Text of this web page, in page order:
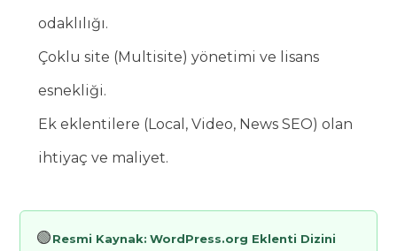
odaklılığı.
Çoklu site (Multisite) yönetimi ve lisans
esnekliği.
Ek eklentilere (Local, Video, News SEO) olan
ihtiyaç ve maliyet.
🟢Resmi Kaynak: WordPress.org Eklenti Dizini